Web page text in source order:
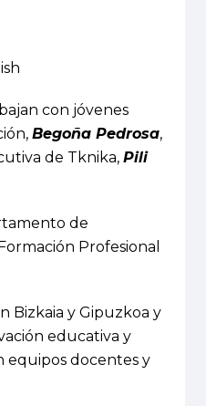
con jóvenes
Begoña Pedrosa,
de Tknika, Pili
de
Profesional
Bizkaia y Gipuzkoa y
educativa y
equipos docentes y